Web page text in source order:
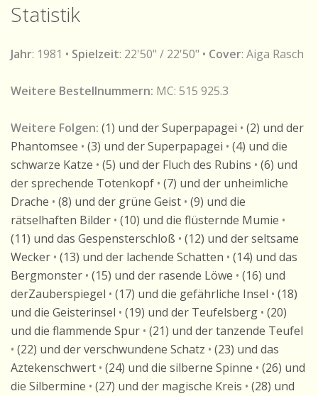
Statistik
Jahr: 1981 • Spielzeit: 22'50" / 22'50" • Cover: Aiga Rasch
Weitere Bestellnummern: MC: 515 925.3
Weitere Folgen: (1) und der Superpapagei • (2) und der
Phantomsee • (3) und der Superpapagei • (4) und die
schwarze Katze • (5) und der Fluch des Rubins • (6) und
der sprechende Totenkopf • (7) und der unheimliche
Drache • (8) und der grüne Geist • (9) und die
rätselhaften Bilder • (10) und die flüsternde Mumie •
(11) und das Gespensterschloß • (12) und der seltsame
Wecker • (13) und der lachende Schatten • (14) und das
Bergmonster • (15) und der rasende Löwe • (16) und
derZauberspiegel • (17) und die gefährliche Insel • (18)
und die Geisterinsel • (19) und der Teufelsberg • (20)
und die flammende Spur • (21) und der tanzende Teufel
• (22) und der verschwundene Schatz • (23) und das
Aztekenschwert • (24) und die silberne Spinne • (26) und
die Silbermine • (27) und der magische Kreis • (28) und